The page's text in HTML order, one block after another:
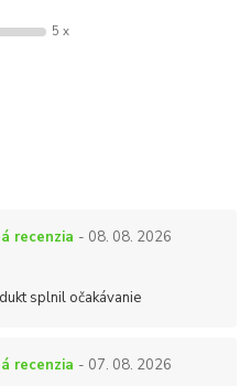
5 x
recenzia - 08. 08. 2026
splnil očakávanie
recenzia - 07. 08. 2026